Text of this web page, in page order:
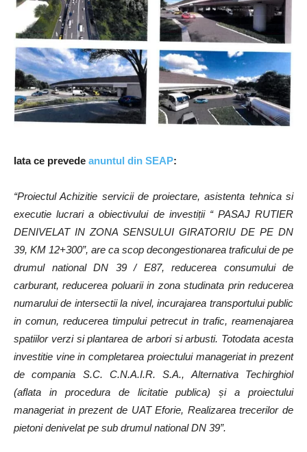
Iata ce prevede anuntul din SEAP:
“Proiectul Achizitie servicii de proiectare, asistenta tehnica si
executie lucrari a obiectivului de investiții “ PASAJ RUTIER
DENIVELAT IN ZONA SENSULUI GIRATORIU DE PE DN
39, KM 12+300”, are ca scop decongestionarea traficului de pe
drumul national DN 39 / E87, reducerea consumului de
carburant, reducerea poluarii in zona studinata prin reducerea
numarului de intersectii la nivel, incurajarea transportului public
in comun, reducerea timpului petrecut in trafic, reamenajarea
spatiilor verzi si plantarea de arbori si arbusti. Totodata acesta
investitie vine in completarea proiectului manageriat in prezent
de compania S.C. C.N.A.I.R. S.A., Alternativa Techirghiol
(aflata in procedura de licitatie publica) și a proiectului
manageriat in prezent de UAT Eforie, Realizarea trecerilor de
pietoni denivelat pe sub drumul national DN 39”.